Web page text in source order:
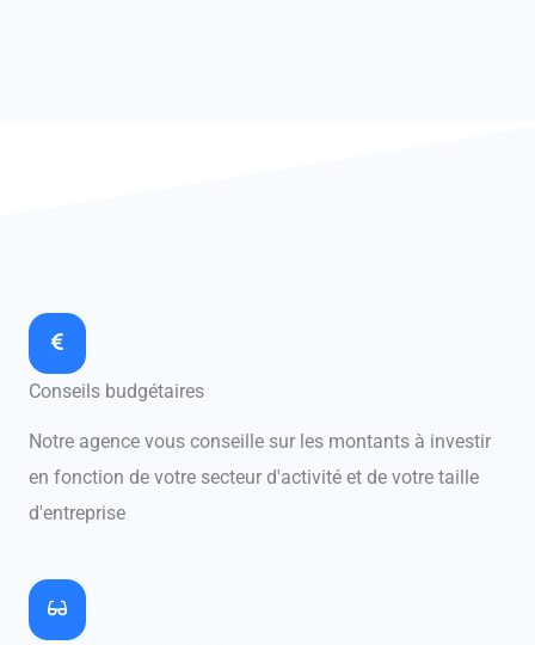
Conseils budgétaires
Notre agence vous conseille sur les montants à investir
en fonction de votre secteur d'activité et de votre taille
d'entreprise